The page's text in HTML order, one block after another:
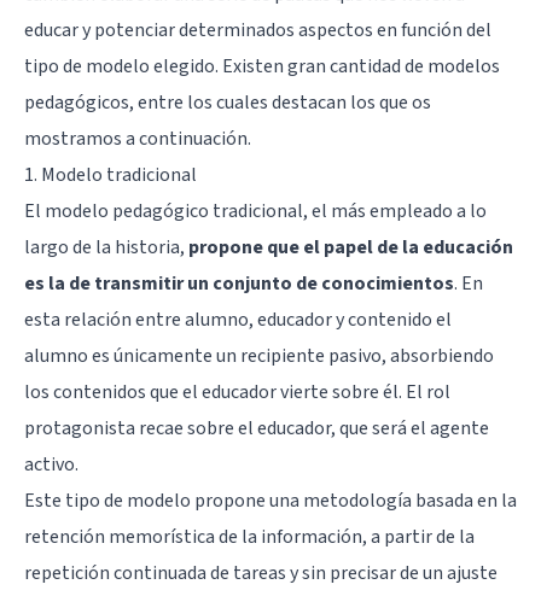
educar y potenciar determinados aspectos en función del
tipo de modelo elegido. Existen gran cantidad de modelos
pedagógicos, entre los cuales destacan los que os
mostramos a continuación.
1. Modelo tradicional
El modelo pedagógico tradicional, el más empleado a lo
largo de la historia, propone que el papel de la educación
es la de transmitir un conjunto de conocimientos. En
esta relación entre alumno, educador y contenido el
alumno es únicamente un recipiente pasivo, absorbiendo
los contenidos que el educador vierte sobre él. El rol
protagonista recae sobre el educador, que será el agente
activo.
Este tipo de modelo propone una metodología basada en la
retención memorística de la información, a partir de la
repetición continuada de tareas y sin precisar de un ajuste